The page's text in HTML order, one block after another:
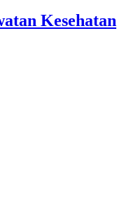
Kesehatan